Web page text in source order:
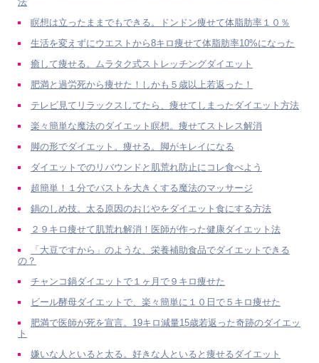
瞑想は立ったままでもできる。ドンドン痩せて体脂肪率１０％
生活を変えずにウエストから8キロ痩せて体脂肪率10%になった
癒して痩せる。ムラタク式ストレッチングダイエット
肥満と過労死から痩せた！しかも５歳以上若返った！
テレビ見てリラックスしてたら、痩せてしまったダイエット方法
楽々簡単な魔法のダイエット瞑想。痩せてストレス解消
脚の形でダイエット。痩せる。脚がキレイになる
ダイエットでのリバウンドと肌荒れ防止にコレ食べよう
超簡単！１分でバストを大きくする魔法のマッサージ
鍋のしめ技。太る原因のおじやをダイエット食にする方法
２９キロ痩せて肌荒れ解消！医師が作った健康ダイエット法
「大豆ですから」のような、栄養補助食品でダイエットできる
の？
チャンコ鍋ダイエットで１ヶ月で９キロ痩せた
ビール酵母ダイエットで、楽々簡単に１０日で５キロ痩せた
肥満で医師が死を宣言。19キロ減量15歳若返った奇跡のダイエッ
ト
嫌いな人といると太る。好きな人といると痩せるダイエット